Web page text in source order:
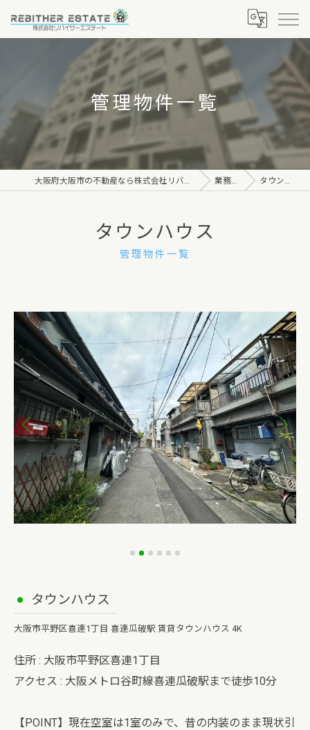
管理物件一覧
大阪府大阪市の不動産なら株式会社リバイザーエステート 業務内容 タウンハウス
管理物件一覧
タウンハウス
タウンハウス
大阪市平野区喜連1丁目 喜連瓜破駅 賃貸タウンハウス 4K
住所 : 大阪市平野区喜連1丁目
アクセス : 大阪メトロ谷町線喜連瓜破駅まで徒歩10分
【POINT】現在空室は1室のみで、昔の内装のまま現状引